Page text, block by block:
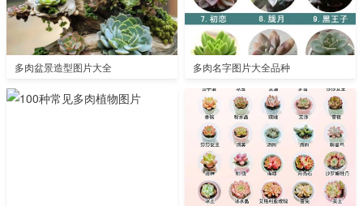
多肉盆景造型图片大全 多肉名字图片大全品种